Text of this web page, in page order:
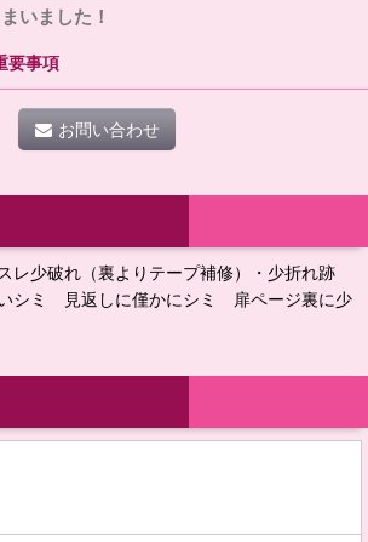
いました！
要事項
お問い合わせ
レ少破れ（裏よりテープ補修）・少折れ跡
シミ 見返しに僅かにシミ 扉ページ裏に少